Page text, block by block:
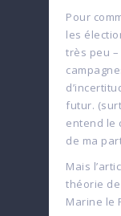
Pour
les
très peu
futur.
entend le
de ma
Mais
théorie
Marine le